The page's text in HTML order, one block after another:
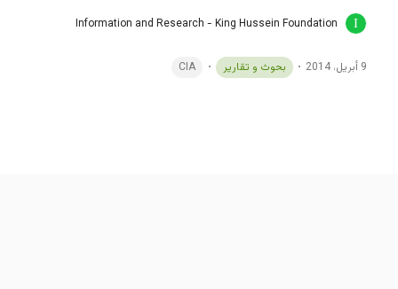
Information and Research - King Hussein Foundation
9 أبريل، 2014 بحوث و تقارير CIA